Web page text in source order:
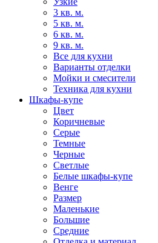
3 кв. м.
5 кв. м.
6 кв. м.
9 кв. м.
Все для кухни
Варианты отделки
Мойки и смесители
Техника для кухни
Шкафы-купе
Цвет
Коричневые
Серые
Темные
Черные
Светлые
Белые шкафы-купе
Венге
Размер
Маленькие
Большие
Средние